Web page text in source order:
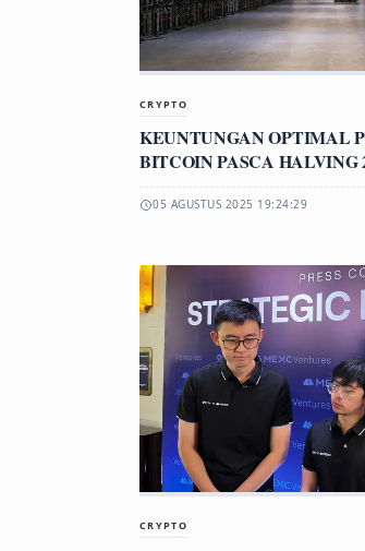
CRYPTO
KEUNTUNGAN OPTIMAL
BITCOIN PASCA HALVING
05 AGUSTUS 2025 19:24:29
CRYPTO